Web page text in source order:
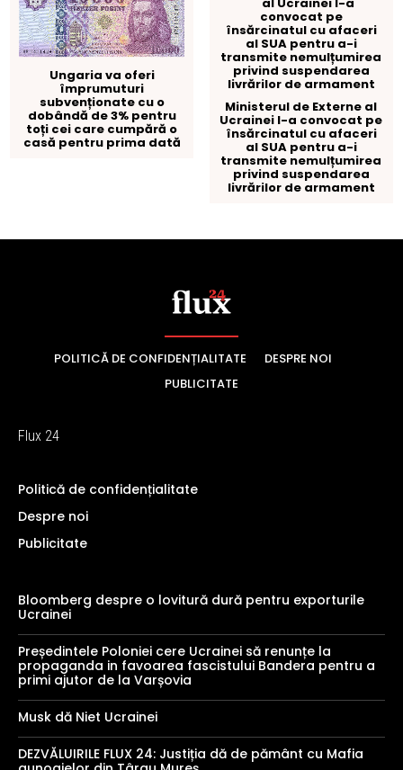
POLITICĂ DE CONFIDENȚIALITATE
DESPRE NOI
PUBLICITATE
Flux 24
Politică de confidențialitate
Despre noi
Publicitate
Bloomberg despre o lovitură dură pentru exporturile
Ucrainei
Președintele Poloniei cere Ucrainei să renunțe la
propaganda in favoarea fascistului Bandera pentru a
primi ajutor de la Varșovia
Musk dă Niet Ucrainei
DEZVĂLUIRILE FLUX 24: Justiția dă de pământ cu Mafia